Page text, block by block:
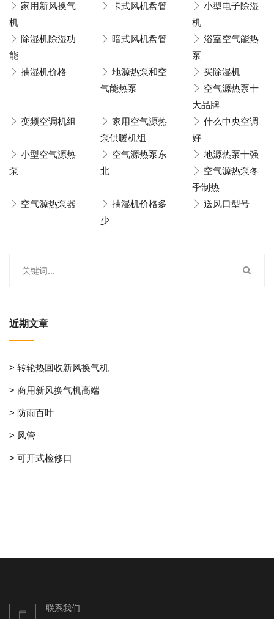
家用新风换气
机
卡式风机盘管
小型电子除湿
机
除湿机除湿功
能
暗式风机盘管
浴室空气能热
泵
抽湿机价格
地源热泵和空
气能热泵
买除湿机
空气源热泵十
大品牌
变频空调机组
家用空气源热
泵供暖机组
什么中央空调
好
小型空气源热
泵
空气源热泵东
北
地源热泵十强
空气源热泵冬
季制热
空气源热泵器
抽湿机价格多
少
送风口型号
近期文章
> 转轮热回收新风换气机
> 商用新风换气机高端
> 防雨百叶
> 风管
> 可开式检修口
联系我们